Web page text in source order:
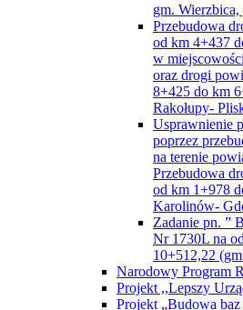
lubelskie”
Operacja pn.
Kobyle, gmina
chełmski,
Operacja pn.
Ludwinów,
chełmski,
Operacja pn.
Nowe
chełmski,
Operacja pn.
Teremiec,
chełmski,
Operacja pn.
Wojsławice,
chełmski,
Razem dla rozwoju
regionalne